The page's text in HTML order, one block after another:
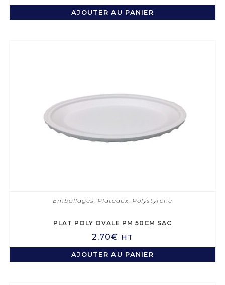
AJOUTER AU PANIER
Emballages, Plateaux, Polystyrene
PLAT POLY OVALE PM 50CM SAC
2,70€ HT
AJOUTER AU PANIER